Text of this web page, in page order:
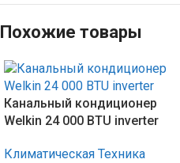
Похожие товары
Канальный кондиционер
Welkin 24 000 BTU inverter
Климатическая Техника